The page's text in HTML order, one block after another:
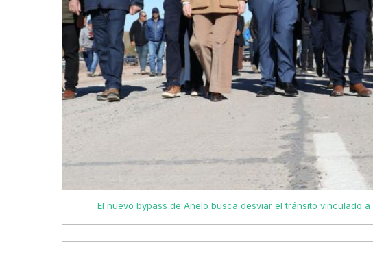
El nuevo bypass de Añelo busca desviar el tránsito vinculado